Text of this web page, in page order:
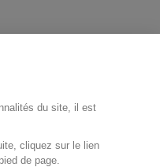
du site, il est
cliquez sur le lien
de page.